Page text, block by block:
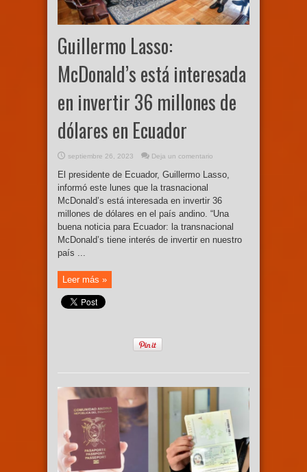
Guillermo Lasso:
McDonald’s está interesada
en invertir 36 millones de
dólares en Ecuador
septiembre 26, 2023 Deja un comentario
El presidente de Ecuador, Guillermo Lasso,
informó este lunes que la trasnacional
McDonald’s está interesada en invertir 36
millones de dólares en el país andino. “Una
buena noticia para Ecuador: la transnacional
McDonald’s tiene interés de invertir en nuestro
país ...
Leer más »